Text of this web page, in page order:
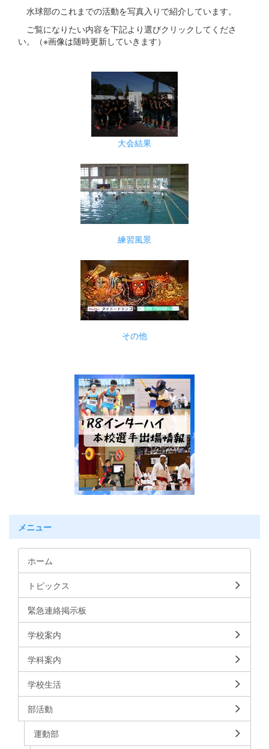
水球部のこれまでの活動を写真入りで紹介しています。
ご覧になりたい内容を下記より選びクリックしてくださ
い。（※画像は随時更新していきます）
大会結果
練習風景
その他
メニュー
ホーム
トピックス
緊急連絡掲示板
学校案内
学科案内
学校生活
部活動
運動部